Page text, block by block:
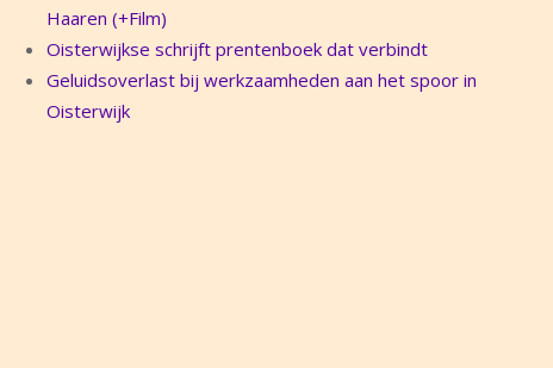
Haaren (+Film)
Oisterwijkse schrijft prentenboek dat verbindt
Geluidsoverlast bij werkzaamheden aan het spoor in
Oisterwijk